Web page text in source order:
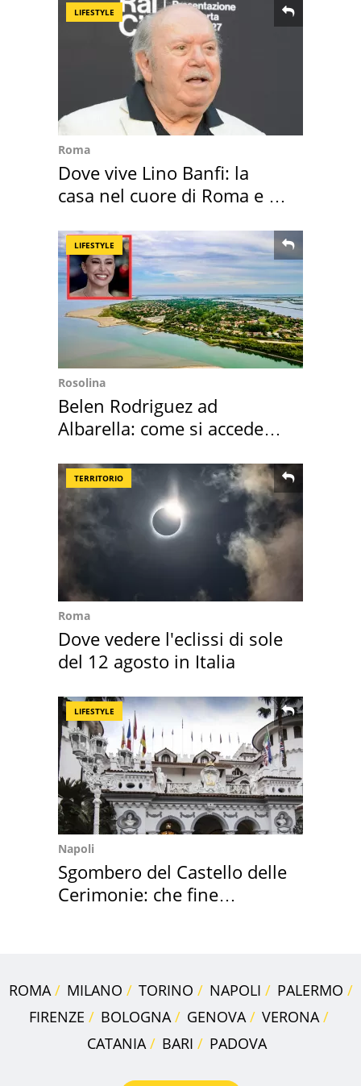
LIFESTYLE
Roma
Dove vive Lino Banfi: la
casa nel cuore di Roma e i
LIFESTYLE
Rosolina
Belen Rodriguez ad
Albarella: come si accede
TERRITORIO
Roma
Dove vedere l'eclissi di sole
del 12 agosto in Italia
LIFESTYLE
Napoli
Sgombero del Castello delle
Cerimonie: che fine
ROMA MILANO TORINO NAPOLI
PALERMO
FIRENZE
BOLOGNA GENOVA
VERONA
CATANIA
BARI PADOVA